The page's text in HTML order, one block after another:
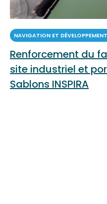
NAVIGATION ET
Renforcement du
site industriel et
Sablons INSPIRA